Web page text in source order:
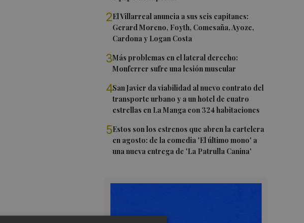
2El Villarreal anuncia a sus seis capitanes:
Gerard Moreno, Foyth, Comesaña, Ayoze,
Cardona y Logan Costa
3Más problemas en el lateral derecho:
Monferrer sufre una lesión muscular
4San Javier da viabilidad al nuevo contrato del
transporte urbano y a un hotel de cuatro
estrellas en La Manga con 324 habitaciones
5Estos son los estrenos que abren la cartelera
en agosto: de la comedia 'El último mono' a
una nueva entrega de 'La Patrulla Canina'